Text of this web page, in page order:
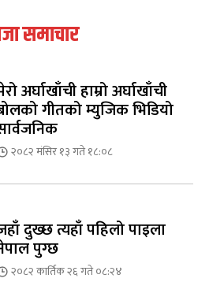
समाचार
अर्घाखाँची हाम्रो अर्घाखाँची
गीतको म्युजिक भिडियो
२०८२ मंसिर १३ गते १८:०८
दुख्छ त्यहाँ पहिलो पाइला
पुग्छ
२०८२ कार्तिक २६ गते ०८:२४